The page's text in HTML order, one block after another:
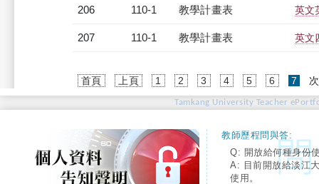
206 110-1 教學計畫表 英文
207 110-1 教學計畫表 英文
首頁 上頁 1 2 3 4 5 6 7
Tamkang University Teacher
教師歷程問與答:
Q: 開放給何種身份
A: 目前開放給淡江
使用。